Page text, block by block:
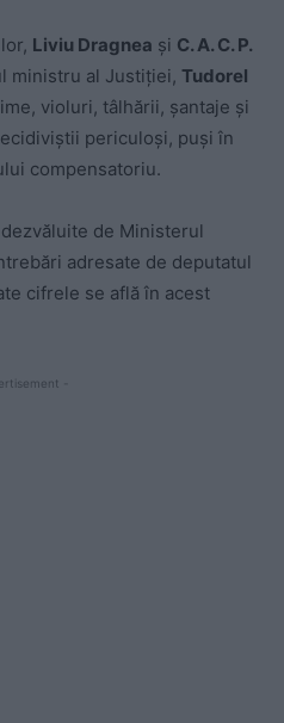
Liviu Dragnea și C. A. C. P.
ministru al Justiției, Tudorel
violuri, tâlhării, șantaje și
periculoși, puși în
compensatoriu.
de Ministerul
adresate de deputatul
cifrele se află în acest
-